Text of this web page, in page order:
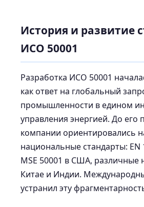
История и развитие
ИСО 50001
Разработка ИСО 50001
как ответ на глобальный
промышленности в едином
управления энергией. До его
компании ориентировались
национальные стандарты: EN
MSE 50001 в США, различные
Китае и Индии.
устранил эту